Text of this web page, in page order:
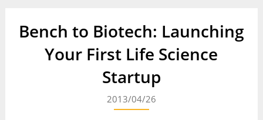
Bench to Biotech: Launching
Your First Life Science
Startup
2013/04/26